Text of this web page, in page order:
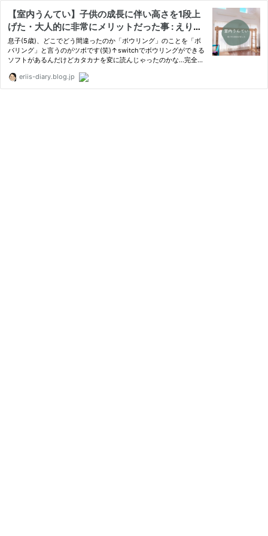
【室内うんてい】子供の成長に伴い高さを1段上
げた・大人的に非常にメリットだった事 : えりゐ
のＥｖｅＲｙ ｄｉａＲｙ Powered by ライブ
ドアブログ
息子(5歳)、どこでどう間違ったのか「ボウリング」のことを「ボ
バリング」と言うのがツボです(笑)↑switchでボウリングができる
ソフトがあるんだけどカタカナを変に読んじゃったのかな…完全に
リビングには室内
eriis-diary.blog.jp